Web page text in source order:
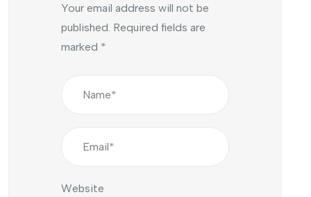
Your email address will not be
published. Required fields are
marked *
Website